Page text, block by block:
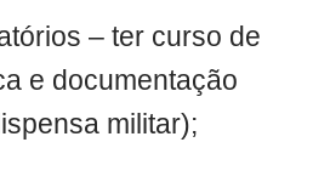
– ter curso de
e documentação
militar);